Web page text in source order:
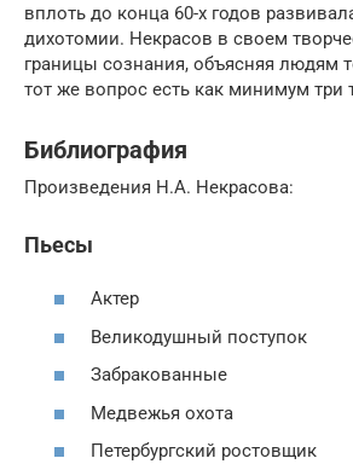
вплоть до конца 60-х годов
дихотомии. Некрасов в своем
границы сознания, объясняя людям
тот же вопрос есть как минимум три
Библиография
Произведения Н.А. Некрасова:
Пьесы
Актер
Великодушный поступок
Забракованные
Медвежья охота
Петербургский ростовщик